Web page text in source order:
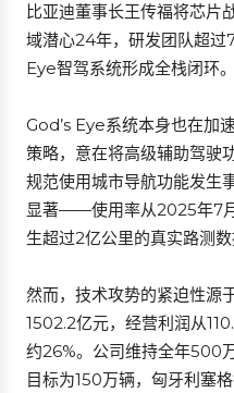
比亚迪董事长王传福将芯片
域潜心24年，研发团队超
Eye智驾系统形成全栈闭环。
God’s Eye系统本身也在加
策略，意在将高级辅助驾驶
规范使用城市导航功能发生
显著——使用率从2025年7月
生超过2亿公里的真实路测数
然而，技术攻势的紧迫性源
1502.2亿元，经营利润从
约26%。公司维持全年500
目标为150万辆，匈牙利塞